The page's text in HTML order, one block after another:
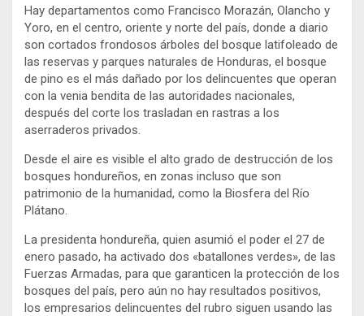
Hay departamentos como Francisco Morazán, Olancho y
Yoro, en el centro, oriente y norte del país, donde a diario
son cortados frondosos árboles del bosque latifoleado de
las reservas y parques naturales de Honduras, el bosque
de pino es el más dañado por los delincuentes que operan
con la venia bendita de las autoridades nacionales,
después del corte los trasladan en rastras a los
aserraderos privados.
Desde el aire es visible el alto grado de destrucción de los
bosques hondureños, en zonas incluso que son
patrimonio de la humanidad, como la Biosfera del Río
Plátano.
La presidenta hondureña, quien asumió el poder el 27 de
enero pasado, ha activado dos «batallones verdes», de las
Fuerzas Armadas, para que garanticen la protección de los
bosques del país, pero aún no hay resultados positivos,
los empresarios delincuentes del rubro siguen usando las